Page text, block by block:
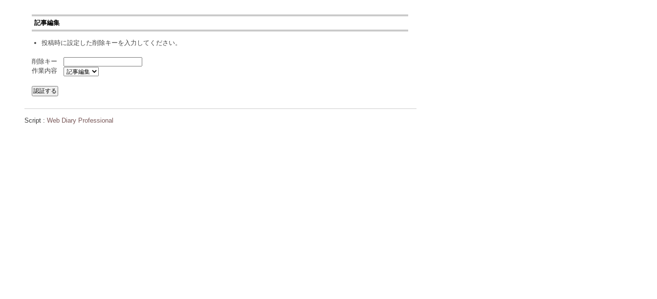
記事編集
投稿時に設定した削除キーを入力してください。
削除キー
作業内容
Script : Web Diary Professional